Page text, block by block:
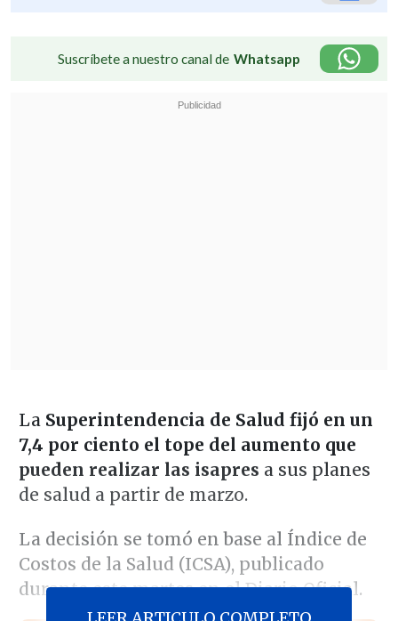
Suscríbete a nuestro canal de Whatsapp
La Superintendencia de Salud fijó en un
7,4 por ciento el tope del aumento que
pueden realizar las isapres a sus planes
de salud a partir de marzo.
La decisión se tomó en base al Índice de
Costos de la Salud (ICSA), publicado
durante este martes en el Diario Oficial.